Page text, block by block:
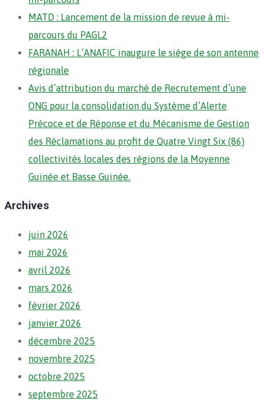
MATD : Lancement de la mission de revue à mi-
parcours du PAGL2
FARANAH : L’ANAFIC inaugure le siège de son antenne
régionale
Avis d’attribution du marché de Recrutement d’une
ONG pour la consolidation du Système d’Alerte
Précoce et de Réponse et du Mécanisme de Gestion
des Réclamations au profit de Quatre Vingt Six (86)
collectivités locales des régions de la Moyenne
Guinée et Basse Guinée.
Archives
juin 2026
mai 2026
avril 2026
mars 2026
février 2026
janvier 2026
décembre 2025
novembre 2025
octobre 2025
septembre 2025